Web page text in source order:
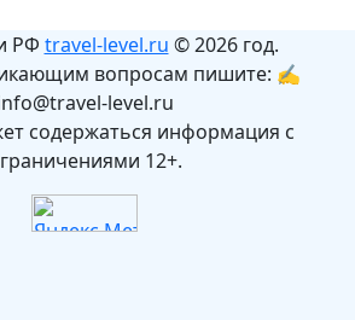
РФ travel-level.ru © 2026 год.
вопросам пишите: ✍
level.ru
содержаться информация с
12+.